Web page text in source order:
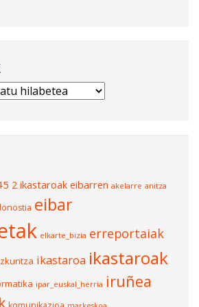
2 ikastaroak eibarren akelarre anitza
eibar
elkarte_bizia erreportaiak
ikastaroa ikastaroak
ipar_euskal_herria iruñea